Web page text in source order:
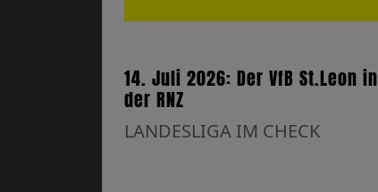
14. Juli 2026: Der VfB St.Leon in
der RNZ
LANDESLIGA IM CHECK